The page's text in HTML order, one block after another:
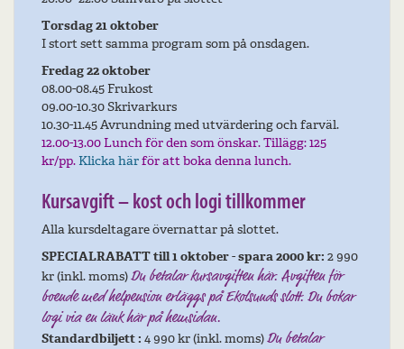
Torsdag 21 oktober
I stort sett samma program som på onsdagen.
Fredag 22 oktober
08.00-08.45 Frukost
09.00-10.30 Skrivarkurs
10.30-11.45 Avrundning med utvärdering och farväl.
12.00-13.00 Lunch för den som önskar. Tillägg: 125
kr/pp.Klicka härför att boka denna lunch.
Kursavgift – kost och logi tillkommer
Alla kursdeltagare övernattar på slottet.
SPECIALRABATT till 1 oktober - spara 2000 kr: 2 990
kr (inkl. moms)Du betalar kursavgiften här. Avgiften för
boende med helpension erläggs på Ekolsunds slott. Du bokar
logi via en länk här på hemsidan.
Standardbiljett : 4 990 kr (inkl. moms)Du betalar